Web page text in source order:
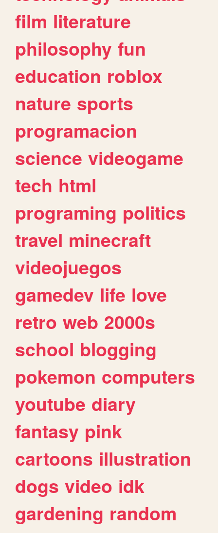
film literature
philosophy fun
education roblox
nature sports
programacion
science videogame
tech html
programing politics
travel minecraft
videojuegos
gamedev life love
retro web 2000s
school blogging
pokemon computers
youtube diary
fantasy pink
cartoons illustration
dogs video idk
gardening random